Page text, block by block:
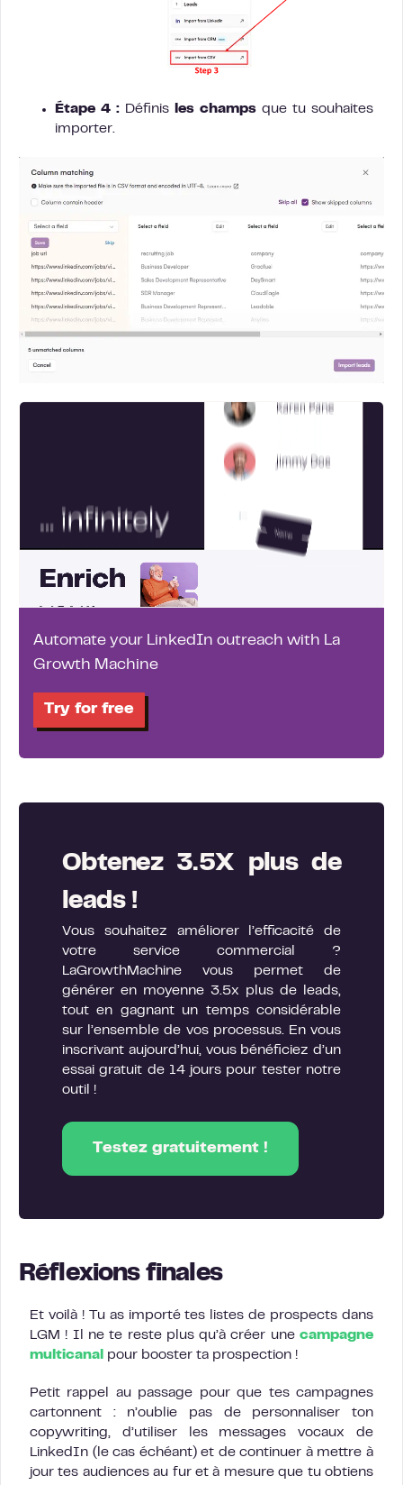
Étape 4 : Définis les champs que tu souhaites
importer.
Automate your LinkedIn outreach with La
Growth Machine
Try for free
Obtenez 3.5X plus de
leads !
Vous souhaitez améliorer l’efficacité de
votre service commercial ?
LaGrowthMachine vous permet de
générer en moyenne 3.5x plus de leads,
tout en gagnant un temps considérable
sur l’ensemble de vos processus. En vous
inscrivant aujourd’hui, vous bénéficiez d’un
essai gratuit de 14 jours pour tester notre
outil !
Testez gratuitement !
Réflexions finales
Et voilà ! Tu as importé tes listes de prospects dans
LGM ! Il ne te reste plus qu’à créer une campagne
multicanal
pour booster ta prospection !
Petit rappel au passage pour que tes campagnes
cartonnent : n’oublie pas de personnaliser ton
copywriting, d’utiliser les messages vocaux de
LinkedIn (le cas échéant) et de continuer à mettre à
jour tes audiences au fur et à mesure que tu obtiens